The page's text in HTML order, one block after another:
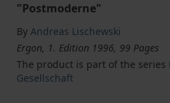
"Postmoderne"
By Andreas Lischewski
Ergon, 1. Edition 1996, 99 Pages
The product is part of the series
Gesellschaft